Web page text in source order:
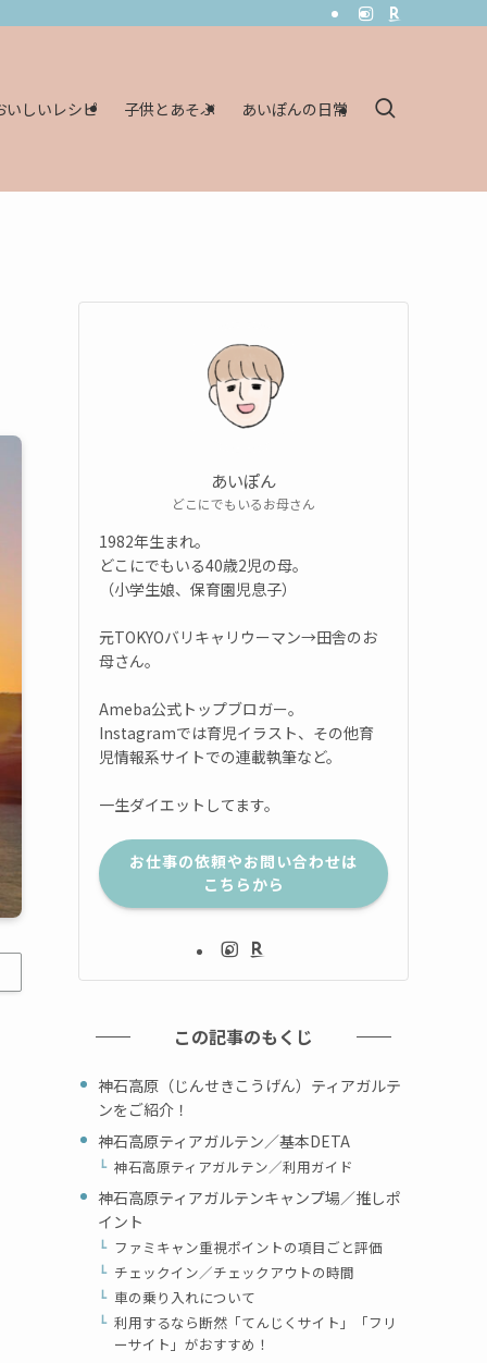
いしいレシピ 子供とあそぶ あいぽんの日常
あいぽん
どこにでもいるお母さん
1982年生まれ。
どこにでもいる40歳2児の母。
（小学生娘、保育園児息子）
元TOKYOバリキャリウーマン→田舎のお
母さん。
Ameba公式トップブロガー。
Instagramでは育児イラスト、その他育
児情報系サイトでの連載執筆など。
一生ダイエットしてます。
お仕事の依頼やお問い合わせは
こちらから
この記事のもくじ
神石高原（じんせきこうげん）ティアガルテ
ンをご紹介！
神石高原ティアガルテン／基本DETA
神石高原ティアガルテン／利用ガイド
神石高原ティアガルテンキャンプ場／推しポ
イント
ファミキャン重視ポイントの項目ごと評価
チェックイン／チェックアウトの時間
車の乗り入れについて
利用するなら断然「てんじくサイト」「フリ
ーサイト」がおすすめ！